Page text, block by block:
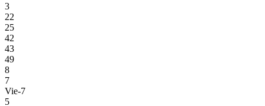
3
22
25
42
43
49
8
7
Vie-7
5